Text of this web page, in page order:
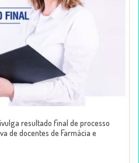
resultado final de processo
de docentes de Farmácia e